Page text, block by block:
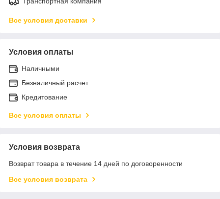
Все условия доставки
Условия оплаты
Наличными
Безналичный расчет
Кредитование
Все условия оплаты
Условия возврата
Возврат товара в течение 14 дней по договоренности
Все условия возврата